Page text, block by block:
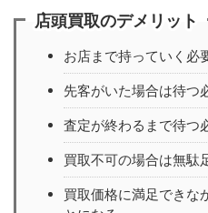
店頭買取のデメリット
お店まで持っていく必
先客がいた場合は待つ
査定が終わるまで待つ
買取不可の場合は無駄
買取価格に満足できな